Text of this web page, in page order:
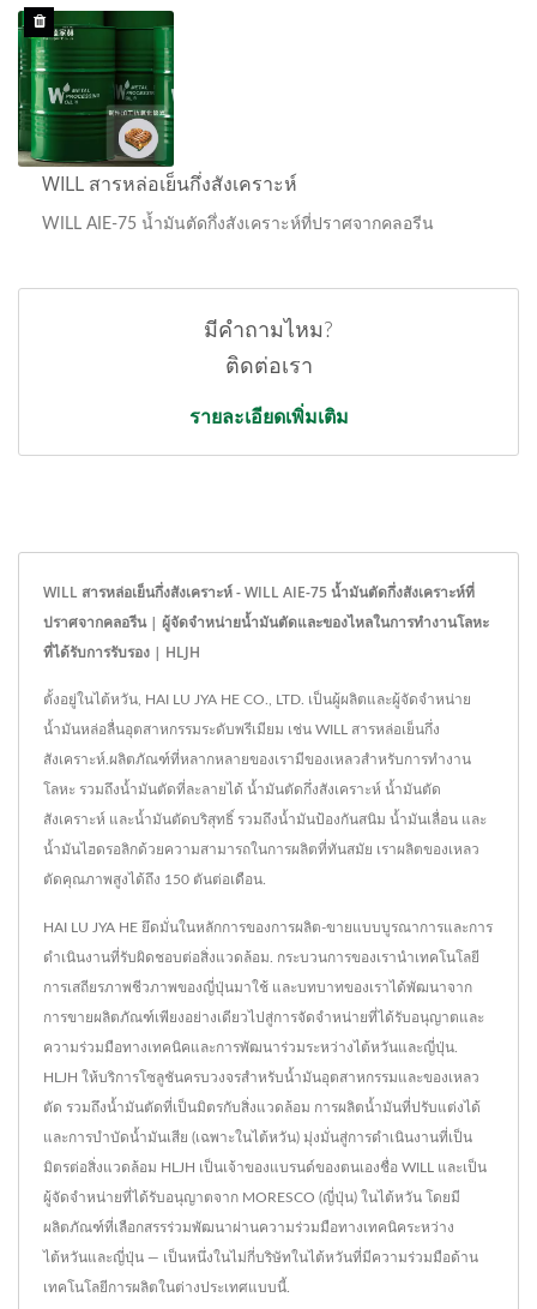
WILL สารหล่อเย็นกึ่งสังเคราะห์
WILL AIE-75 น้ำมันตัดกึ่งสังเคราะห์ที่ปราศจากคลอรีน
มีคำถามไหม?
ติดต่อเรา
รายละเอียดเพิ่มเติม
WILL สารหล่อเย็นกึ่งสังเคราะห์ - WILL AIE-75 น้ำมันตัดกึ่งสังเคราะห์ที่
ปราศจากคลอรีน | ผู้จัดจำหน่ายน้ำมันตัดและของไหลในการทำงานโลหะ
ที่ได้รับการรับรอง | HLJH
ตั้งอยู่ในไต้หวัน, HAI LU JYA HE CO., LTD. เป็นผู้ผลิตและผู้จัดจำหน่าย
น้ำมันหล่อลื่นอุตสาหกรรมระดับพรีเมียม เช่น WILL สารหล่อเย็นกึ่ง
สังเคราะห์.ผลิตภัณฑ์ที่หลากหลายของเรามีของเหลวสำหรับการทำงาน
โลหะ รวมถึงน้ำมันตัดที่ละลายได้ น้ำมันตัดกึ่งสังเคราะห์ น้ำมันตัด
สังเคราะห์ และน้ำมันตัดบริสุทธิ์ รวมถึงน้ำมันป้องกันสนิม น้ำมันเลื่อน และ
น้ำมันไฮดรอลิกด้วยความสามารถในการผลิตที่ทันสมัย เราผลิตของเหลว
ตัดคุณภาพสูงได้ถึง 150 ตันต่อเดือน.
HAI LU JYA HE ยึดมั่นในหลักการของการผลิต-ขายแบบบูรณาการและการ
ดำเนินงานที่รับผิดชอบต่อสิ่งแวดล้อม. กระบวนการของเรานำเทคโนโลยี
การเสถียรภาพชีวภาพของญี่ปุ่นมาใช้ และบทบาทของเราได้พัฒนาจาก
การขายผลิตภัณฑ์เพียงอย่างเดียวไปสู่การจัดจำหน่ายที่ได้รับอนุญาตและ
ความร่วมมือทางเทคนิคและการพัฒนาร่วมระหว่างไต้หวันและญี่ปุ่น.
HLJH ให้บริการโซลูชันครบวงจรสำหรับน้ำมันอุตสาหกรรมและของเหลว
ตัด รวมถึงน้ำมันตัดที่เป็นมิตรกับสิ่งแวดล้อม การผลิตน้ำมันที่ปรับแต่งได้
และการบำบัดน้ำมันเสีย (เฉพาะในไต้หวัน) มุ่งมั่นสู่การดำเนินงานที่เป็น
มิตรต่อสิ่งแวดล้อม HLJH เป็นเจ้าของแบรนด์ของตนเองชื่อ WILL และเป็น
ผู้จัดจำหน่ายที่ได้รับอนุญาตจาก MORESCO (ญี่ปุ่น) ในไต้หวัน โดยมี
ผลิตภัณฑ์ที่เลือกสรรร่วมพัฒนาผ่านความร่วมมือทางเทคนิคระหว่าง
ไต้หวันและญี่ปุ่น — เป็นหนึ่งในไม่กี่บริษัทในไต้หวันที่มีความร่วมมือด้าน
เทคโนโลยีการผลิตในต่างประเทศแบบนี้.